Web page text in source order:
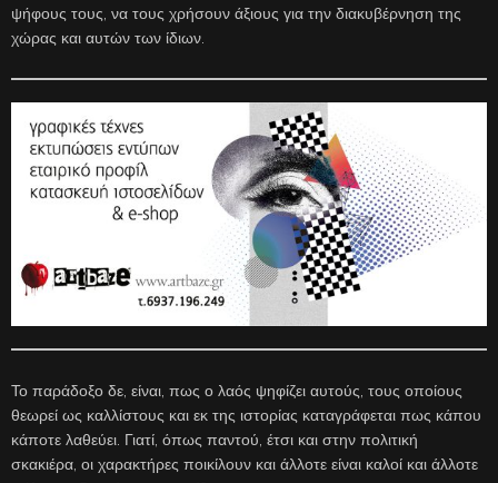
ψήφους τους, να τους χρήσουν άξιους για την διακυβέρνηση της
χώρας και αυτών των ίδιων.
Το παράδοξο δε, είναι, πως ο λαός ψηφίζει αυτούς, τους οποίους
θεωρεί ως καλλίστους και εκ της ιστορίας καταγράφεται πως κάπου
κάποτε λαθεύει. Γιατί, όπως παντού, έτσι και στην πολιτική
σκακιέρα, οι χαρακτήρες ποικίλουν και άλλοτε είναι καλοί και άλλοτε